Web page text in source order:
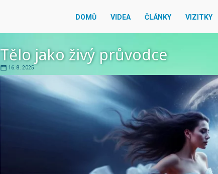
DOMŮ VIDEA ČLÁNKY VIZITKY
Tělo jako živý průvodce
16. 8. 2025